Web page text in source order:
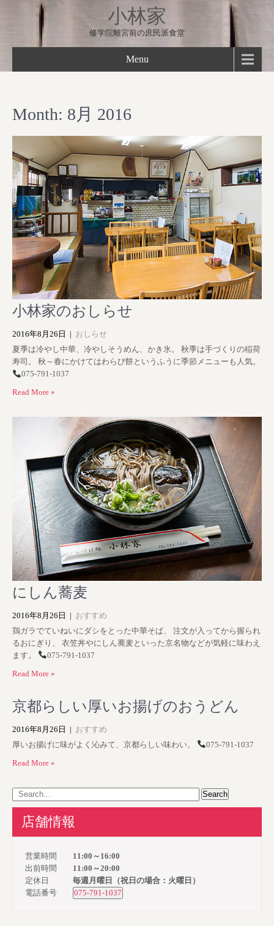
小林家
修学院離宮前の庶民派食堂
Menu
Month: 8月 2016
小林家のおしらせ
2016年8月26日 | おしらせ
夏季は冷やし中華、冷やしそうめん、かき氷。 秋季は手づくりの稲荷
寿司。 秋～春にかけてはわらび餅というふうに季節メニューも人気。
075-791-1037
Read More »
にしん蕎麦
2016年8月26日 | おすすめ
鶏ガラでていねいにダシをとった中華そば、 注文が入ってから握られ
るおにぎり、 衣笠丼やにしん蕎麦といった京名物などが気軽に味わえ
ます。
075-791-1037
Read More »
京都らしい厚いお揚げのおうどん
2016年8月26日 | おすすめ
厚いお揚げに味がよく沁みて、京都らしい味わい。
075-791-1037
Read More »
店舗情報
営業時間 11:00～16:00
出前時間 11:00～20:00
定休日 毎週月曜日（祝日の場合：火曜日）
電話番号
075-791-1037